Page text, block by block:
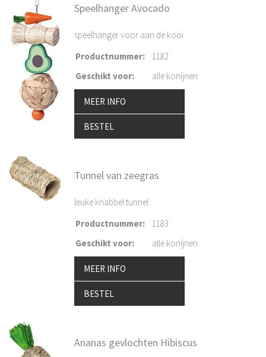
Speelhanger Avocado
speelhanger voor aan de kooi
Productnummer:
1182
Geschikt voor: alle konijnen
MEER INFO
BESTEL
Tunnel van zeegras
leuke knabbel tunnel
Productnummer:
1183
Geschikt voor: alle konijnen
MEER INFO
BESTEL
Ananas gevlochten Hibiscus